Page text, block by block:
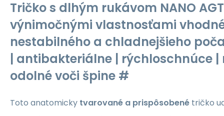
Tričko s dlhým rukávom NANO
výnimočnými vlastnosťami
nestabilného a chladnejšieho
| antibakteriálne | rýchloschnúce |
odolné voči špine #
Toto anatomicky tvarované a prispôsobené tričko